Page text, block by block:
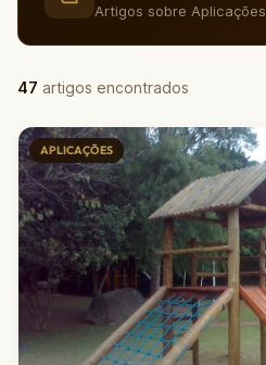
Artigos sobre Aplicações
47 artigos encontrados
APLICAÇÕES